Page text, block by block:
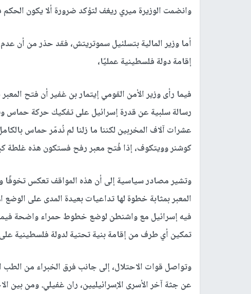
وانضمت الوزيرة ميري ريغف لتؤكد ضرورة ألا يكون
أما وزير المالية بتسلئيل سموتريتش، فقد حذر من أن
إقامة دولة فلسطينية عمليًا،
فيما رأى وزير الأمن القومي إيتمار بن غفير أن فتح
رسالة سلبية عن قدرة إسرائيل على تفكيك حركة حماس
عشرات آلاف المخربين لكننا ما زلنا لم نُدمّر حماس
كوشنر وويتكوف، إذا فُتح معبر رفح فستكون هذه غلطة
وتشير مصادر سياسية إلى أن هذه المواقف تعكس تخوفًا
المعبر بمثابة خطوة لها تداعيات بعيدة المدى على
فيه إسرائيل مع واشنطن لوضع خطوط حمراء واضحة
تمكين أي طرف من إقامة بنية تحتية لدولة فلسطينية
وتواصل قوات الاحتلال، إلى جانب فرق الخبراء من
عن جثة آخر الأسرى الإسرائيليين، ران غفيلي. ومن بين